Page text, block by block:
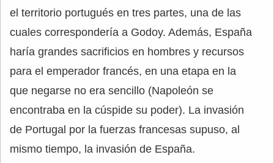
el territorio portugués en tres partes, una de las
cuales correspondería a Godoy. Además, España
haría grandes sacrificios en hombres y recursos
para el emperador francés, en una etapa en la
que negarse no era sencillo (Napoleón se
encontraba en la cúspide su poder). La invasión
de Portugal por la fuerzas francesas supuso, al
mismo tiempo, la invasión de España.